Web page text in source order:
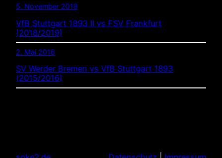
5. November 2018
VfB Stuttgart 1893 II vs FSV Frankfurt
(2018/2019)
2. Mai 2016
SV Werder Bremen vs VfB Stuttgart 1893
(2015/2016)